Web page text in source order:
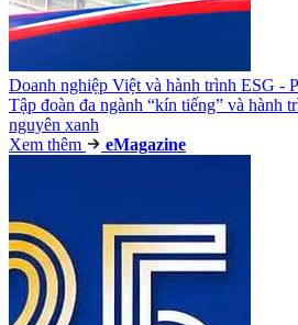
Doanh nghiệp Việt và hành trình ESG
Tập đoàn đa ngành “kín tiếng” và hành
nguyên xanh
Xem thêm
eMagazine